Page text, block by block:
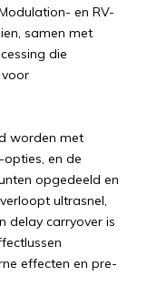
en RV-
samen met
die
worden met
opties, en de
opgedeeld en
ultrasnel,
delay carryover is
effecten en pre-